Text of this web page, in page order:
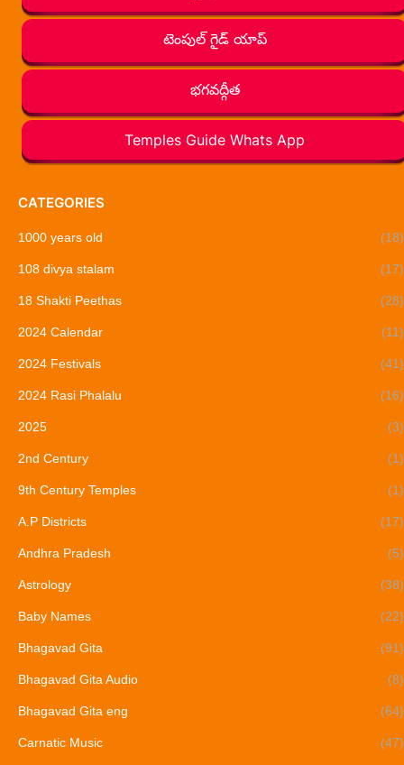
టెంపుల్ గైడ్ యాప్
భగవద్గీత
Temples Guide Whats App
CATEGORIES
1000 years old (18)
108 divya stalam (17)
18 Shakti Peethas (28)
2024 Calendar (11)
2024 Festivals (41)
2024 Rasi Phalalu (16)
2025 (3)
2nd Century (1)
9th Century Temples (1)
A.P Districts (17)
Andhra Pradesh (5)
Astrology (38)
Baby Names (22)
Bhagavad Gita (91)
Bhagavad Gita Audio (8)
Bhagavad Gita eng (64)
Carnatic Music (47)